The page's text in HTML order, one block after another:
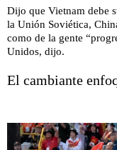
Dijo que Vietnam debe
la Unión Soviética,
como de la gente
Unidos, dijo.
El cambiante